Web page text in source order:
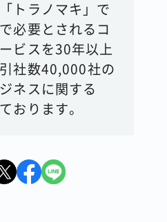
トラノマキ」で
必要とされるコ
ビスを30年以上
社数40,000社の
ネスに関する
おります。